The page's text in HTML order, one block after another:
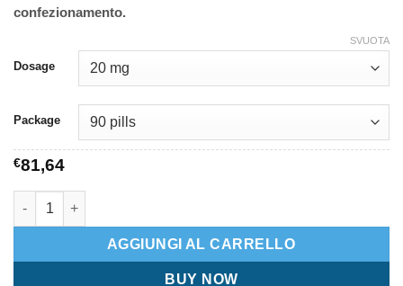
confezionamento.
Dosage
Package
SVUOTA
€81,64
Tadarise Pro quantità
AGGIUNGI AL CARRELLO
BUY NOW